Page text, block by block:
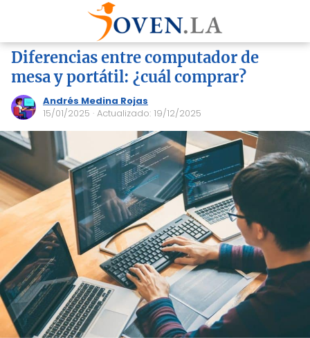
Diferencias entre computador de
mesa y portátil: ¿cuál comprar?
Andrés Medina Rojas
15/01/2025 · Actualizado: 19/12/2025